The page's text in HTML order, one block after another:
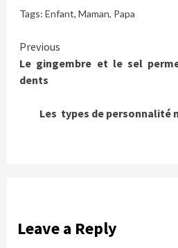
Tags: Enfant, Maman, Papa
Continue
Reading
Previous
Le gingembre et le sel
dents
Les types de personnalité
Leave a Reply